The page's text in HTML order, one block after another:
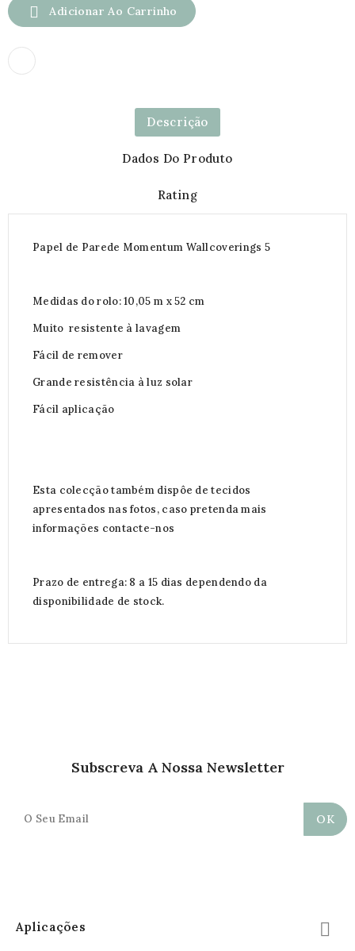
 Adicionar Ao Carrinho
Descrição
Dados Do Produto
Rating
Papel de Parede Momentum Wallcoverings 5
Medidas do rolo: 10,05 m x 52 cm
Muito resistente à lavagem
Fácil de remover
Grande resistência à luz solar
Fácil aplicação
Esta colecção também dispôe de tecidos
apresentados nas fotos, caso pretenda mais
informações contacte-nos
Prazo de entrega: 8 a 15 dias dependendo da
disponibilidade de stock.
Subscreva A Nossa Newsletter
Aplicações 